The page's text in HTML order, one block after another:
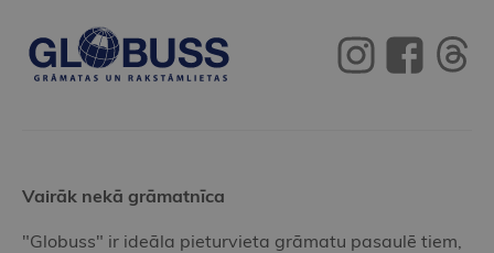
Vairāk nekā grāmatnīca
"Globuss" ir ideāla pieturvieta grāmatu pasaulē tiem,